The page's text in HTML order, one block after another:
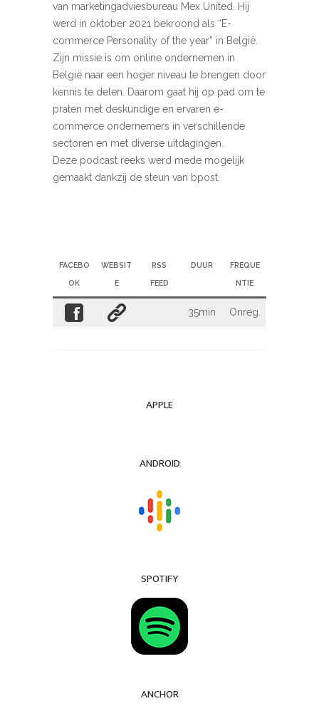
van marketingadviesbureau Mex United. Hij
werd in oktober 2021 bekroond als “E-
commerce Personality of the year” in België.
Zijn missie is om online ondernemen in
België naar een hoger niveau te brengen door
kennis te delen. Daarom gaat hij op pad om te
praten met deskundige en ervaren e-
commerce ondernemers in verschillende
sectoren en met diverse uitdagingen.
Deze podcast reeks werd mede mogelijk
gemaakt dankzij de steun van bpost.
FACEBO
OK
WEBSIT
E
RSS
FEED
DUUR FREQUE
NTIE
35min Onreg.
APPLE
ANDROID
SPOTIFY
ANCHOR